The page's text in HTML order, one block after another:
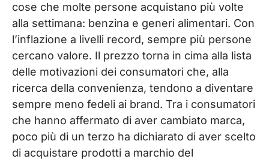
cose che molte persone acquistano più volte
alla settimana: benzina e generi alimentari. Con
l’inflazione a livelli record, sempre più persone
cercano valore. Il prezzo torna in cima alla lista
delle motivazioni dei consumatori che, alla
ricerca della convenienza, tendono a diventare
sempre meno fedeli ai brand. Tra i consumatori
che hanno affermato di aver cambiato marca,
poco più di un terzo ha dichiarato di aver scelto
di acquistare prodotti a marchio del